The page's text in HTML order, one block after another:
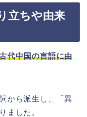
立ちや由来
代中国の言語に由
から派生し、「異
ました。